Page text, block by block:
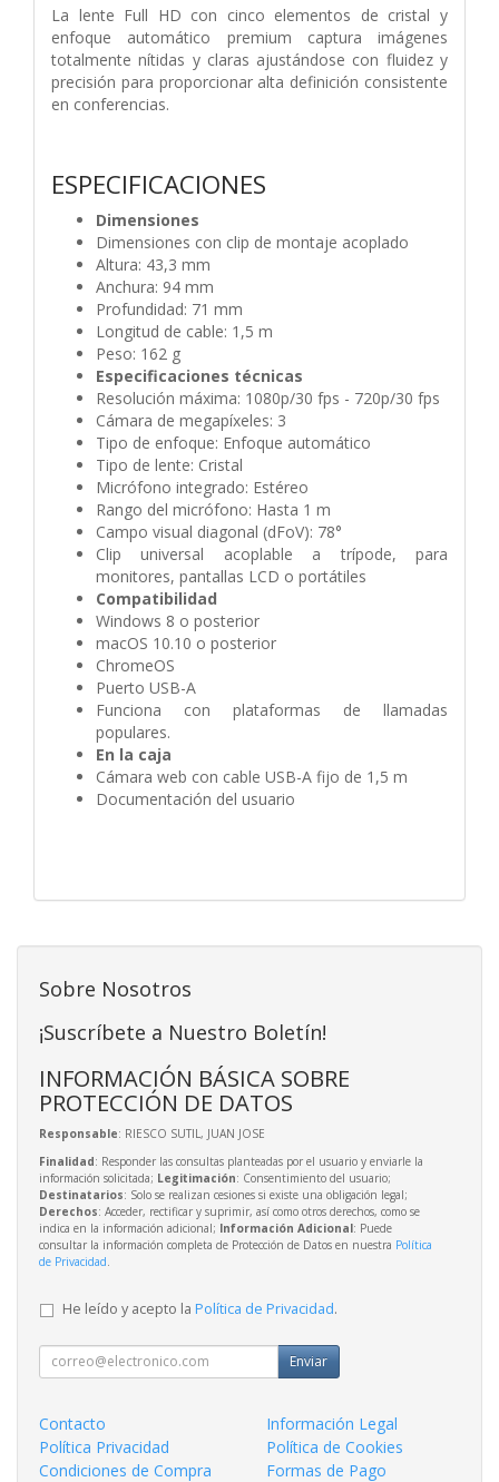
La lente Full HD con cinco elementos de cristal y
enfoque automático premium captura imágenes
totalmente nítidas y claras ajustándose con fluidez y
precisión para proporcionar alta definición consistente
en conferencias.
ESPECIFICACIONES
Dimensiones
Dimensiones con clip de montaje acoplado
Altura: 43,3 mm
Anchura: 94 mm
Profundidad: 71 mm
Longitud de cable: 1,5 m
Peso: 162 g
Especificaciones técnicas
Resolución máxima: 1080p/30 fps - 720p/30 fps
Cámara de megapíxeles: 3
Tipo de enfoque: Enfoque automático
Tipo de lente: Cristal
Micrófono integrado: Estéreo
Rango del micrófono: Hasta 1 m
Campo visual diagonal (dFoV): 78°
Clip universal acoplable a trípode, para
monitores, pantallas LCD o portátiles
Compatibilidad
Windows 8 o posterior
macOS 10.10 o posterior
ChromeOS
Puerto USB-A
Funciona con plataformas de llamadas
populares.
En la caja
Cámara web con cable USB-A fijo de 1,5 m
Documentación del usuario
Sobre Nosotros
¡Suscríbete a Nuestro Boletín!
INFORMACIÓN BÁSICA SOBRE
PROTECCIÓN DE DATOS
Responsable: RIESCO SUTIL, JUAN JOSE
Finalidad: Responder las consultas planteadas por el usuario y enviarle la
información solicitada; Legitimación: Consentimiento del usuario;
Destinatarios: Solo se realizan cesiones si existe una obligación legal;
Derechos: Acceder, rectificar y suprimir, así como otros derechos, como se
indica en la información adicional; Información Adicional: Puede
consultar la información completa de Protección de Datos en nuestra Política
de Privacidad
He leído y acepto la Política de Privacidad.
Enviar
Contacto
Información Legal
Política Privacidad
Política de Cookies
Condiciones de Compra
Formas de Pago